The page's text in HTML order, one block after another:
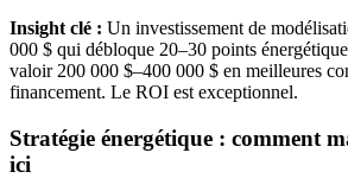
Insight clé : Un investissement de
000 $ qui débloque 20–30 points
valoir 200 000 $–400 000 $ en meilleures
financement. Le ROI est exceptionnel.
Stratégie énergétique : comment
ici